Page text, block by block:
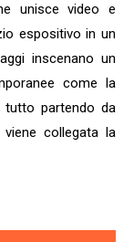
unisce video e
espositivo in un
inscenano un
come la
partendo da
collegata la